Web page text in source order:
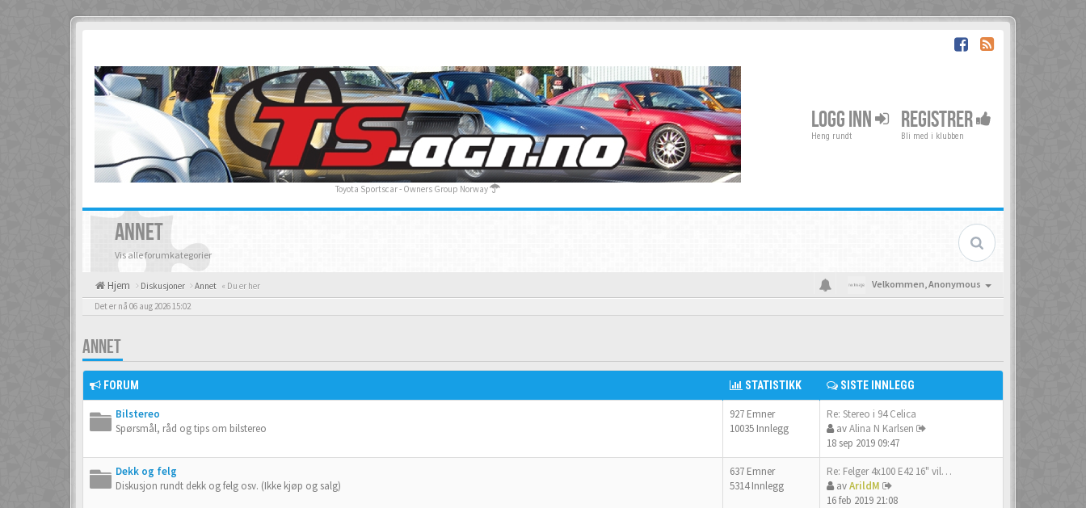
Toyota Sportscar - Owners Group Norway
LOGG INN
Heng rundt
REGISTRER
Bli med i klubben
ANNET
Vis alle forumkategorier
Hjem Diskusjoner Annet « Du er her Velkommen,Anonymous
Det er nå 06 aug 2026 15:02
ANNET
FORUM STATISTIKK SISTE INNLEGG
Bilstereo
Spørsmål, råd og tips om bilstereo
927 Emner
10035 Innlegg
Re: Stereo i 94 Celica
avAlina N Karlsen
18 sep 2019 09:47
Dekk og felg
Diskusjon rundt dekk og felg osv. (Ikke kjøp og salg)
637 Emner
5314 Innlegg
Re: Felger 4x100 E42 16" vil…
avArildM
16 feb 2019 21:08